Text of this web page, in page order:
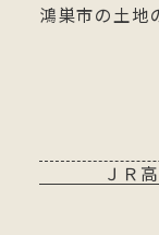
鴻巣市の土地
ＪＲ